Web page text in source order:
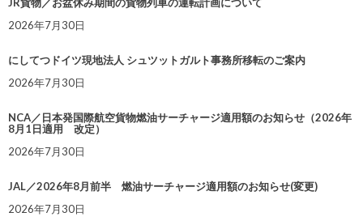
JR貨物／お盆休み期間の貨物列車の運転計画について
2026年7月30日
にしてつドイツ現地法人 シュツットガルト事務所移転のご案内
2026年7月30日
NCA／日本発国際航空貨物燃油サーチャージ適用額のお知らせ（2026年
8月1日適用 改定）
2026年7月30日
JAL／2026年8月前半 燃油サーチャージ適用額のお知らせ(変更)
2026年7月30日